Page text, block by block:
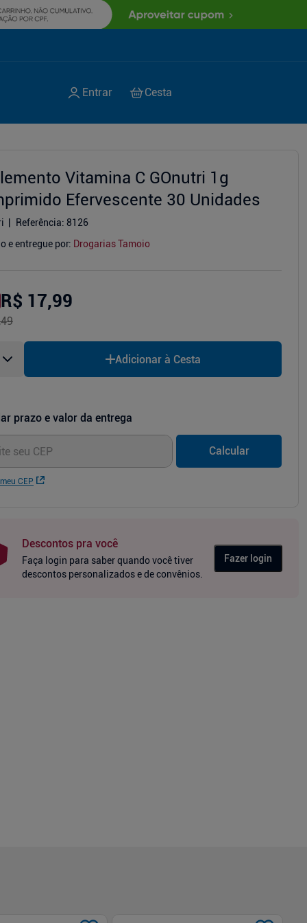
Vitamina C GOnutri 1g
Efervescente 30 Unidades
Referência: 8126
e entregue por: Drogarias Tamoio
R$ 17,99
Adicionar à Cesta
prazo e valor da entrega
CEP
Calcular
Descontos pra você
Faça login para saber quando você tiver
descontos personalizados e de convênios.
Fazer login